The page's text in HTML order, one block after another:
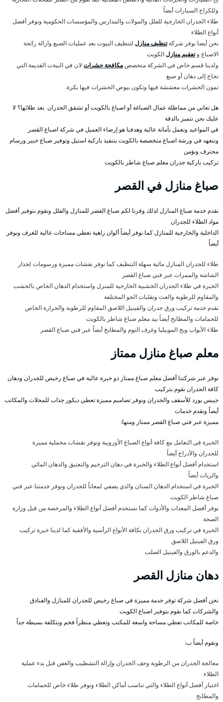
وللكراج السيارات أيضاً
طلاء الجدران الخارجية للفلل والمولات والمدارس والمؤسسات الحكومية ونوفر أفضل
أنواع الطلاء
نحن أيضا نوفر شركةتنظيف منازل لتنظيف البيوت بعد عمليات الصبغ وازالة رائحة
الاصباغ وتعقيم منازلالكويت
ولدبنا قسم خاص في الشركة متخصصمكافحة حشرات لان في البيةت القديمة التي
تحاح إلى دهان أو صبغ
تمون الحشرات معششة فيها وتكون بيوض الحشرات فيها بكرة.
هل تعاني من مماطلة عمال الصباغة أو اصباغ بالكويت أو تشقق الجدران بعد طلائها؟ لا
عليك نحن نتميز بالدقة
في المواعيد ونعمل بأمانة عالية وهدفنا هو إرضاء العميل في شركة اصباغ القصر
ونتعهد في ورشة اصباغ متخصصة بالكويت بتنفيذ باركية استيل وتوفير صباغ خبير ورسام
محترف ونؤمن
تركيب باركية جدران معلم صباغ شاطر بالكويت
صباغ منازل في القصر
نقدم خدمة صباغ المنازل لذلك وفرنا لكم صباغ القصر للمنازل والفلل ونقوم بتوفير أفضل
مواد الطلاء للجدران
الداخلية والخارجية للمنازل كما نوفر أيضاً ألوان زاهية تعطي مساحات عالية للغرف ونوفر
أيضاً
طلاء للجدران المنازل مائية سهلة التنظيف كما نوفر نقشات مميزة ورسومات لجدار
الشاشة والممرات عبر فني صباغ القصر
الخبرة في طلاء الجدران الخشبية الخارجية للمنزل واستخدام الدهان الخاص بالخشب
والمقاوم للرطوبة والعث وتقلبات الجو المختلفة
نقدم خدمة تركيب ورق جدران والفينيل اللاصق المقاوم للرطوبة والحرارة الخاص
للحمامات والمطابخ أيضاً بيد معلم صباغ شاطر بالكويت
طلاء الأبواب وبخ الموبيليا وغرف النوم والمطابخ أيضاً عبر فني صباغ القصر
معلم صباغ منازل ممتاز
نوفر عبر شركتنا أفضل معلم صباغ ممتاز ذو خبرة عالية في صباغ رخيص للجدران ودهان
كافة الجدران نقوم بتركيب
جيبس بورد للأسقف والجدران ونوفر تصاميم مميزة تعطي ديكور جذاب للمحلات والمكاتب
أيضاً ونقدم خدمات
مميزة عبر فني صباغ القصر ممتاز ومنها:
الخبرة في التعامل مع كافة أنواع الصباغ الأوروبية ونوفر نقشات مخملية مميزة
للجدران والأدراج أيضاً
استخدام أفضل أنواع الطلاء والخبرة في دهان الترخيم والتعتيق والدهان المائي
والزيات أيضاً
الخبرة في استخدام الدهان الستان والذي يضفي لمعاناً للجدران ونوفر خدمتنا عبر فني
صباغ شاطر الكويت
نوفر أفضل المعدات والأدوات كما نستخدم أفضل أنواع الطلاء والمرخصة من قبل وزارة
الصحة
الخبرة في تركيب ورق الجدران بكافة الأنواع الرأسية والأفقية كما لدينا خبرة تركيب
ورق الفينيل اللاصق
والدعم بالورق والفينيل الصلب
دهان منازل القصر
نحن أفضل شركة توفر خدمة مميزة في صباغ رخيص للجدران للمنازل والفنادق
والشركات كما نقوم بتوفير اصباغ الكويت
خاصة للمكاتب تعطي مساحة واسعة للمكتب وتعطي منظراً فخم وبتكلفة بسيطة جداً
ونقوم أيضاً ب:
معالجة الجدران من الرطوبة وحف الجدران وإزالة التشطيب والعفن قبل بدء عملية
الطلاء
اختيار أفضل أنواع الطلاء والتي تناسب أماكن الطلاء ونوفر طلاء خاص للحمامات
والمطابخ